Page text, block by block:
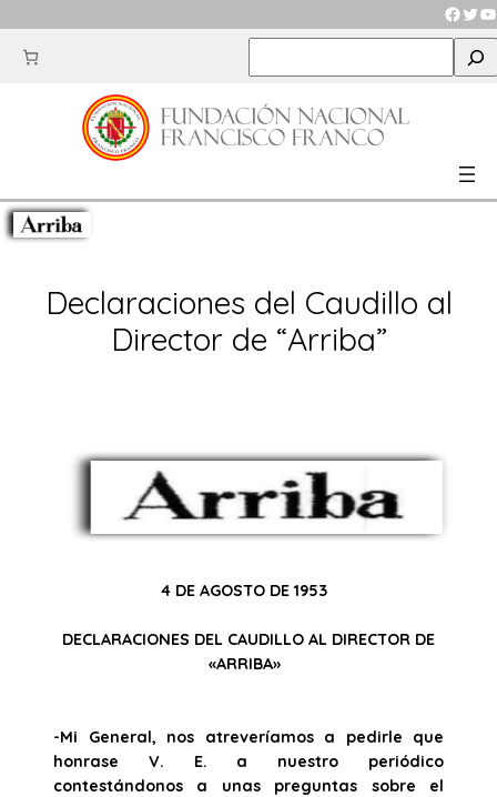
al
contenido
e
r
c
Declaraciones del Caudillo al
Director de “Arriba”
4 DE AGOSTO DE 1953
DECLARACIONES DEL CAUDILLO AL DIRECTOR DE
«ARRIBA»
-Mi General, nos atreveríamos a pedirle que
honrase V. E. a nuestro periódico
contestándonos a unas preguntas sobre el